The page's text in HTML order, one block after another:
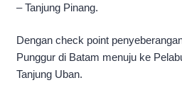
– Tanjung Pinang.
Dengan check point
Punggur di Batam menuju ke
Tanjung Uban.